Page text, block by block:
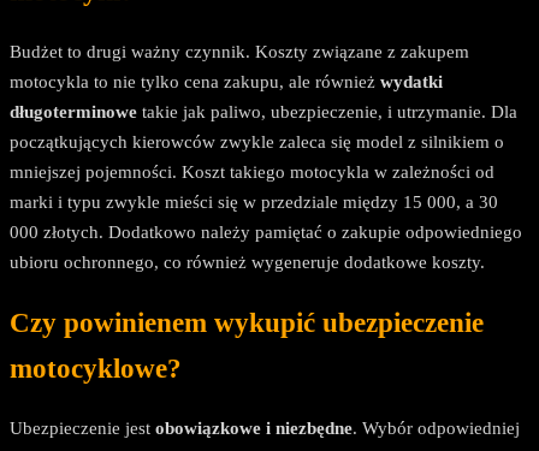
Budżet to drugi ważny czynnik. Koszty związane z zakupem
motocykla to nie tylko cena zakupu, ale również wydatki
długoterminowe takie jak paliwo, ubezpieczenie, i utrzymanie. Dla
początkujących kierowców zwykle zaleca się model z silnikiem o
mniejszej pojemności. Koszt takiego motocykla w zależności od
marki i typu zwykle mieści się w przedziale między 15 000, a 30
000 złotych. Dodatkowo należy pamiętać o zakupie odpowiedniego
ubioru ochronnego, co również wygeneruje dodatkowe koszty.
Czy powinienem wykupić ubezpieczenie
motocyklowe?
Ubezpieczenie jest obowiązkowe i niezbędne. Wybór odpowiedniej